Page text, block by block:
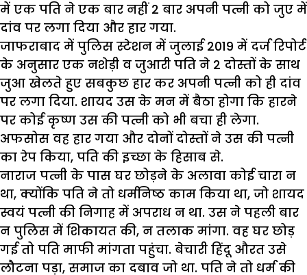
में एक पति ने एक बार नहीं 2 बार अपनी पत्नी को जुए में
दांव पर लगा दिया और हार गया.
जाफराबाद में पुलिस स्टेशन में जुलाई 2019 में दर्ज रिपोर्ट
के अनुसार एक नशेड़ी व जुआरी पति ने 2 दोस्तों के साथ
जुआ खेलते हुए सबकुछ हार कर अपनी पत्नी को ही दांव
पर लगा दिया. शायद उस के मन में बैठा होगा कि हारने
पर कोई कृष्ण उस की पत्नी को भी बचा ही लेगा.
अफसोस वह हार गया और दोनों दोस्तों ने उस की पत्नी
का रेप किया, पति की इच्छा के हिसाब से.
नाराज पत्नी के पास घर छोड़ने के अलावा कोई चारा न
था, क्योंकि पति ने तो धर्मनिष्ठ काम किया था, जो शायद
स्वयं पत्नी की निगाह में अपराध न था. उस ने पहली बार
न पुलिस में शिकायत की, न तलाक मांगा. वह घर छोड़
गई तो पति माफी मांगता पहुंचा. बेचारी हिंदू औरत उसे
लौटना पड़ा, समाज का दबाव जो था. पति ने तो धर्म की